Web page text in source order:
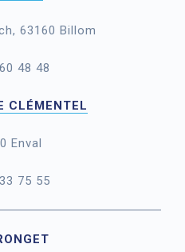
63160 Billom
48 48
CLÉMENTEL
Enval
75 55